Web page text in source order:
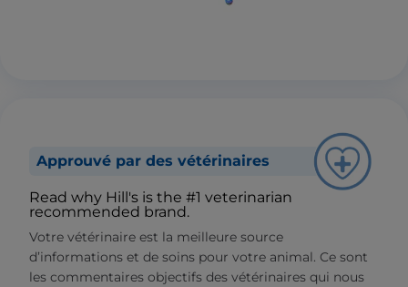
Approuvé par des vétérinaires
Read why Hill's is the #1 veterinarian
recommended brand.
Votre vétérinaire est la meilleure source
d’informations et de soins pour votre animal. Ce sont
les commentaires objectifs des vétérinaires qui nous